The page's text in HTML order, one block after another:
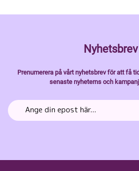
Nyhetsbrev
Prenumerera på vårt nyhetsbrev för att få
senaste nyheterns och